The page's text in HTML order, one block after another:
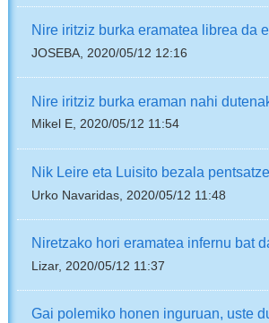
Nire iritziz burka eramatea librea da
JOSEBA, 2020/05/12 12:16
Nire iritziz burka eraman nahi dutenak
Mikel E, 2020/05/12 11:54
Nik Leire eta Luisito bezala
Urko Navaridas, 2020/05/12 11:48
Niretzako hori eramatea infernu bat
Lizar, 2020/05/12 11:37
Gai polemiko honen inguruan, uste